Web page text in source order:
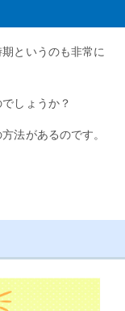
というのも非常に
しょうか？
法があるのです。